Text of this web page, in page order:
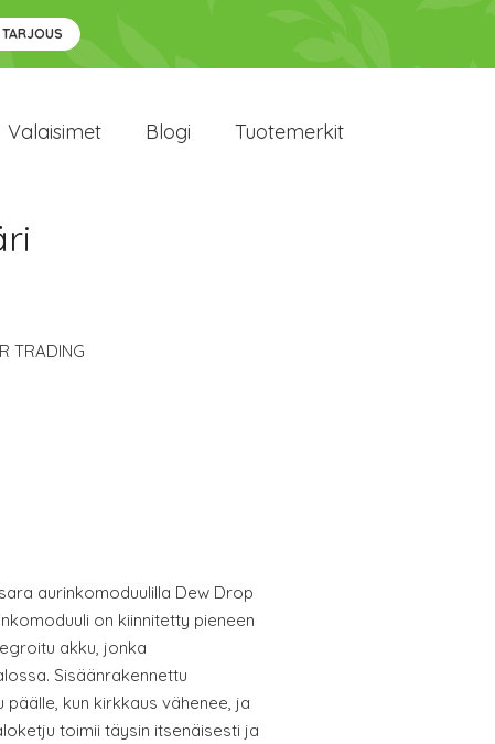
TARJOUS
Valaisimet Blogi Tuotemerkit
TRADING
aurinkomoduulilla Dew Drop
on kiinnitetty pieneen
akku, jonka
Sisäänrakennettu
kun kirkkaus vähenee, ja
toimii täysin itsenäisesti ja